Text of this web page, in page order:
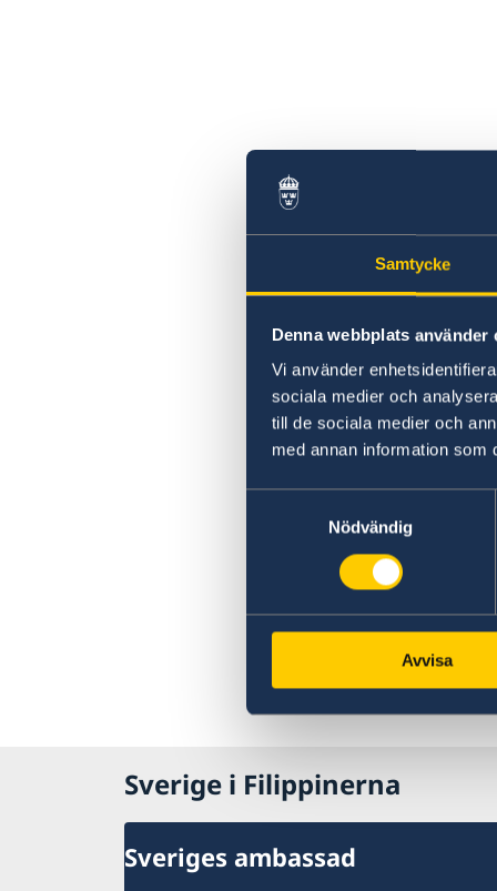
Samtycke
Denna webbplats använder
Vi använder
sociala medier och
till de sociala medier och
med annan information som
Nödvändig
Avvisa
Sverige i Filippinerna
Sveriges ambassad